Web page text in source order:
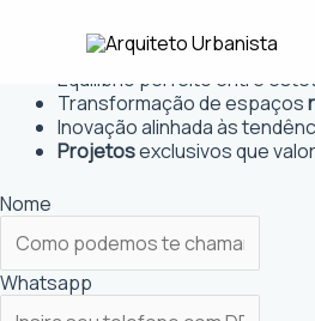
conteúdo
Projetos personalizados
Equilíbrio perfeito entre
Transformação de espaços
Inovação alinhada às
Projetosexclusivos que
Nome
Whatsapp